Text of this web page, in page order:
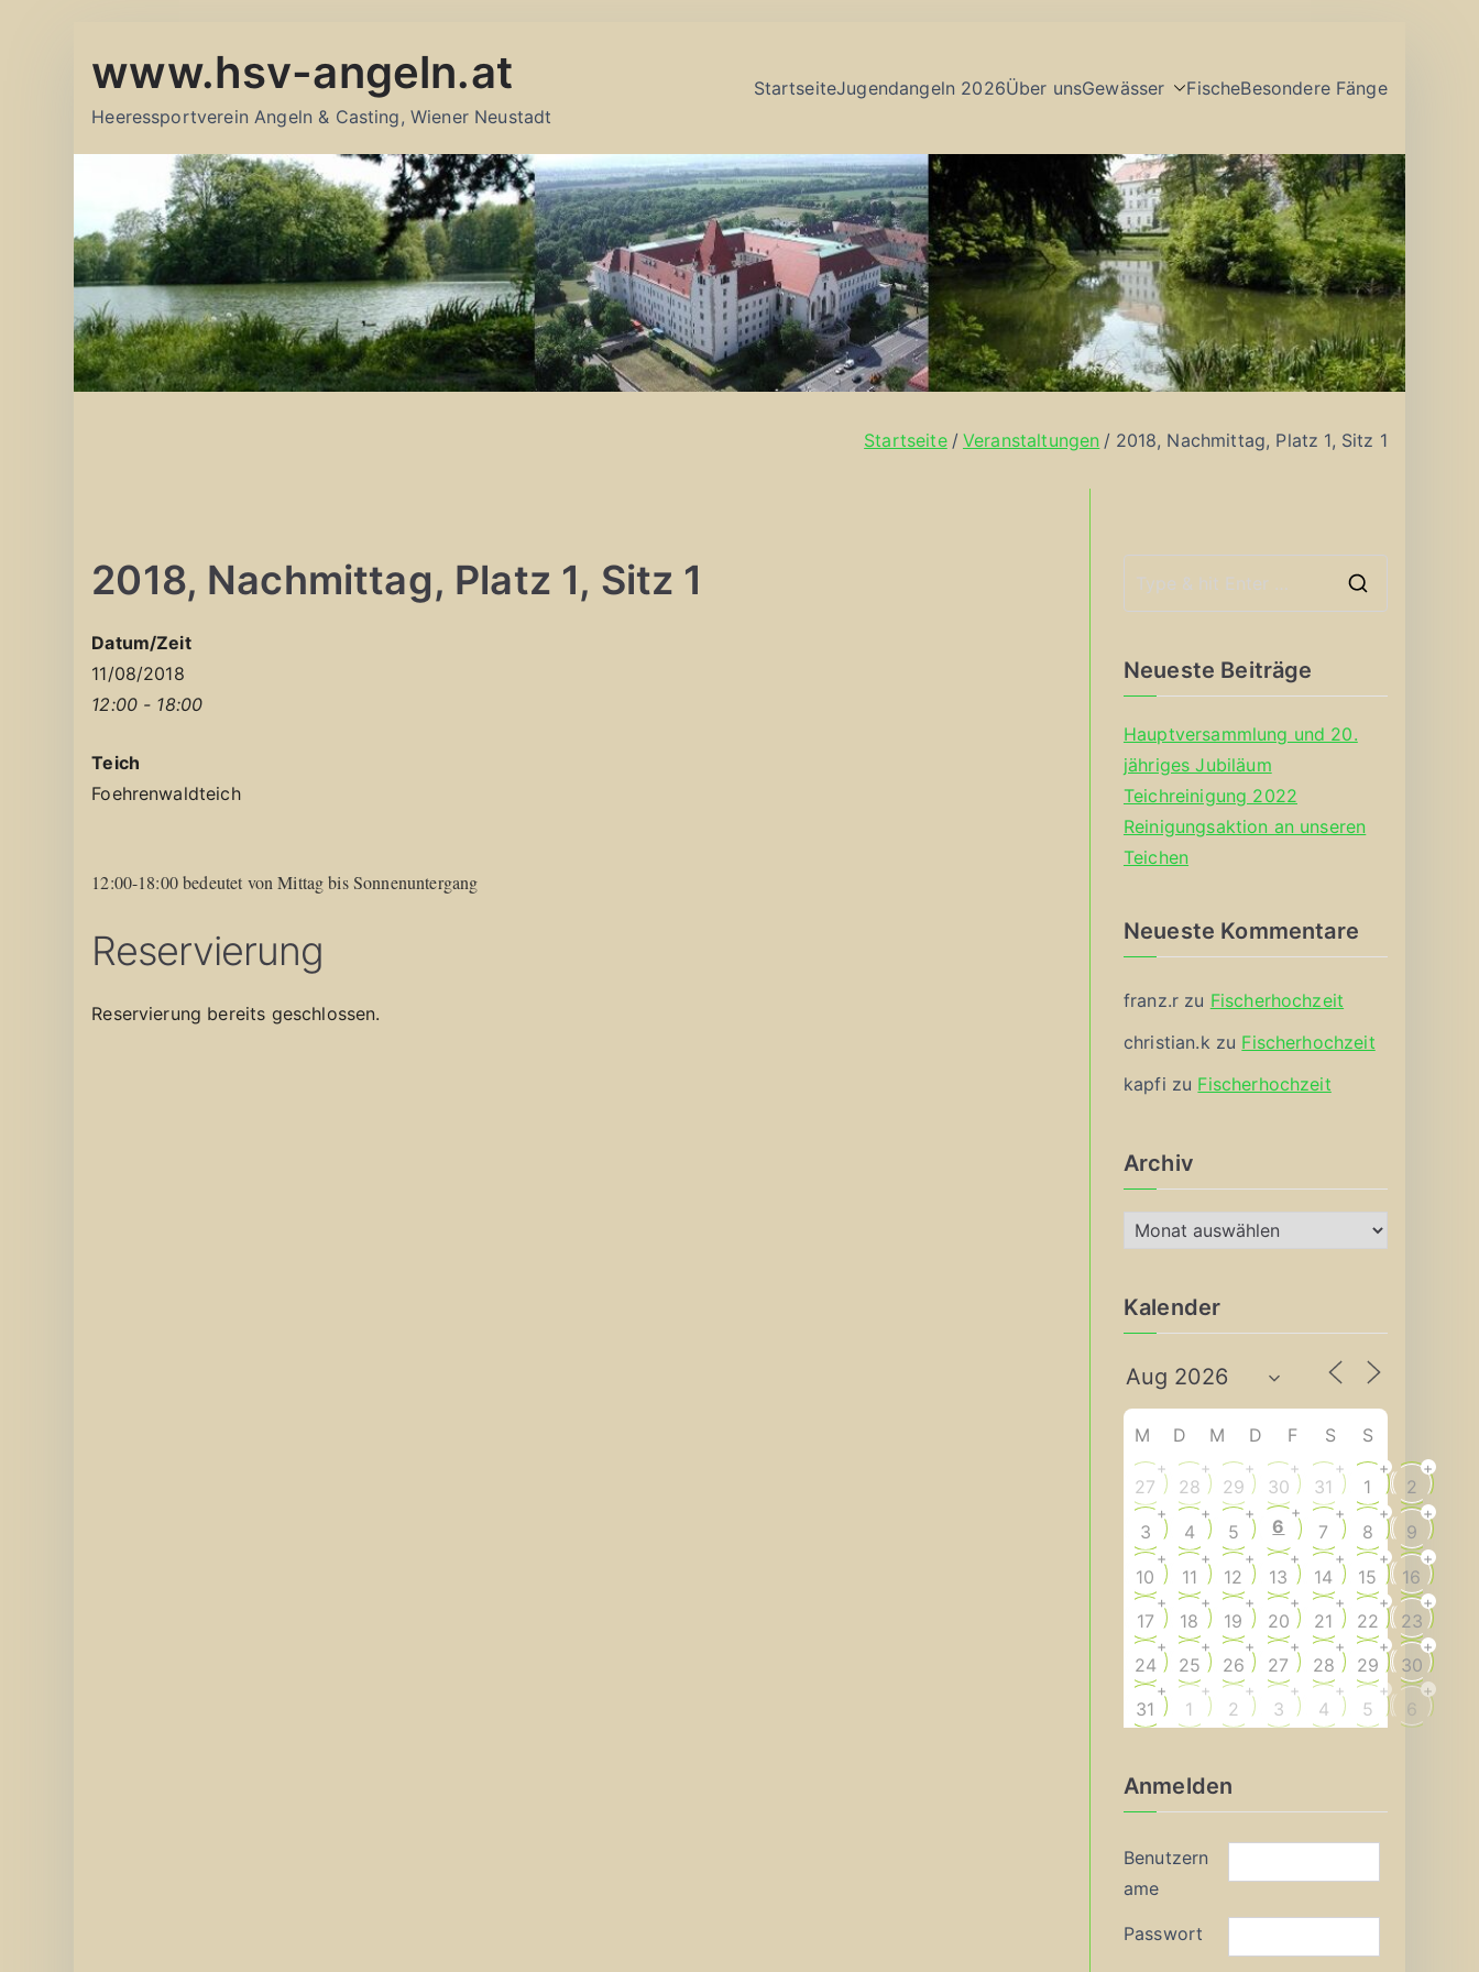
Inhalt
www.hsv-angeln.at
Heeressportverein Angeln & Casting, Wiener Neustadt
StartseiteJugendangeln 2026Über unsGewässer FischeBesondere Fänge
Startseite Veranstaltungen 2018, Nachmittag, Platz 1, Sitz 1
2018, Nachmittag, Platz 1, Sitz 1
Datum/Zeit
11/08/2018
12:00 - 18:00
Teich
Foehrenwaldteich
12:00-18:00 bedeutet von Mittag bis Sonnenuntergang
Reservierung
Reservierung bereits geschlossen.
Neueste Beiträge
Hauptversammlung und 20.
jähriges Jubiläum
Teichreinigung 2022
Reinigungsaktion an unseren
Teichen
Neueste Kommentare
franz.r zu Fischerhochzeit
christian.k zu Fischerhochzeit
kapfi zu Fischerhochzeit
Archiv
r
h
v
Kalender
M D M D F S S
27
+
28
+
29
+
30
+
31
+
1
+
2
+
3
+
4
+
5
+
6
+
7
+
8
+
9
+
10
+
11
+
12
+
13
+
14
+
15
+
16
+
17
+
18
+
19
+
20
+
21
+
22
+
23
+
24
+
25
+
26
+
27
+
28
+
29
+
30
+
31
+
1
+
2
+
3
+
4
+
5
+
6
+
Anmelden
Benutzern
ame
Passwort